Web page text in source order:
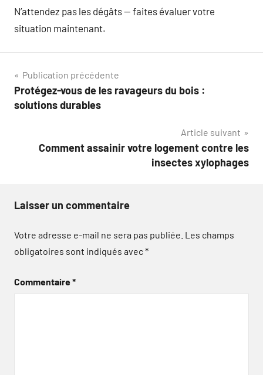
N’attendez pas les dégâts — faites évaluer votre
situation maintenant.
Navigation
de
Publication précédente
Protégez-vous de les ravageurs du bois :
solutions durables
Article suivant
Comment assainir votre logement contre les
insectes xylophages
Laisser un commentaire
Votre adresse e-mail ne sera pas publiée. Les champs
obligatoires sont indiqués avec*
Commentaire*